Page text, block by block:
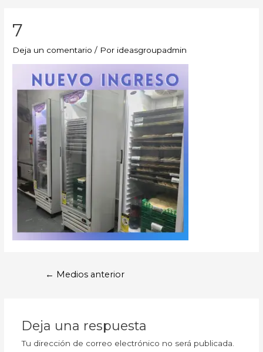
7
Deja un comentario / Por ideasgroupadmin
← Medios anterior
Deja una respuesta
Tu dirección de correo electrónico no será publicada.